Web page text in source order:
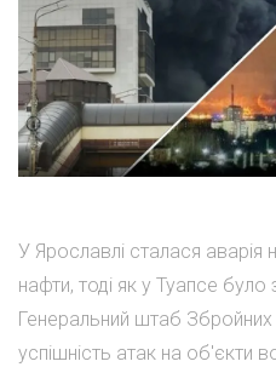
У Ярославлі сталася аварія
нафти, тоді як у Туапсе
Генеральний штаб Збройних
успішність атак на об'єкти